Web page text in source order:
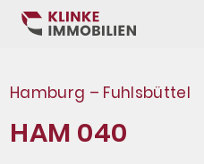
Hamburg – Fuhlsbüttel
HAM 040